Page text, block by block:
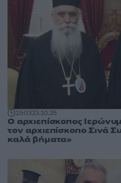
15:0323.10.25
Ο αρχιεπίσκοπος
τον αρχιεπίσκοπο Σινά
καλά βήματα»